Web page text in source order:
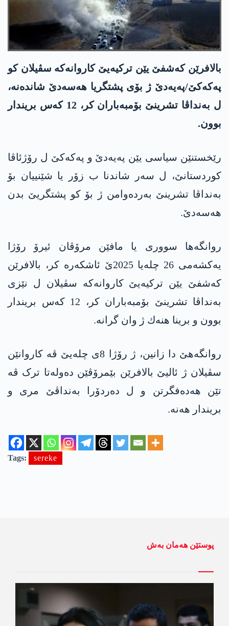
بالافرێن كه‌شفێ یێن تركیه‌یێ كاروانه‌كه‌ سڤیلان كو
په‌كه‌كێ/په‌یه‌دێ ژ بۆی پشتگریا هه‌سه‌دێ شانده‌نه‌،
ل به‌نداڤا تشرینێ بۆمبه‌باران كر، 12 كه‌س بریندار
بوون.
رێخستنێن سیاسی یێن په‌یه‌دێ و په‌كه‌كێ ل رۆژئاڤا
كوردستانێ، ل سه‌ر شاندنا ب زۆر یا شێنییان بۆ
به‌نداڤا تشرینێ به‌رده‌وامن ژ بۆ كو پشتگریێ بدن
هه‌سه‌دێ.
روانگه‌ها سووری یا مافێن مرۆڤان ئیرۆ رۆژا
یه‌كشه‌می 26 چله‌یا 2025ێ ئاشكه‌ره‌ كر، بالافرێن
كه‌شفێ یێن تركیه‌یێ كاروانه‌كه‌ سڤیلان ل نێزی
به‌نداڤا تشرینێ بۆمبه‌باران كر، 12 كه‌س بریندار
بوون و برینا هنه‌ك ژ وان گرانه‌.
روانگه‌هێ دا زانین، ژ رۆژا 8ی چله‌یێ ڤه‌ کاروانێن
سڤیلان ژ ئالیێ بالافرێن بێمرۆڤێن دەولەتا ترک ڤە
تێن هەدەفگرتن و ل دەردۆرا بەنداڤێ مری و
بریندار هەنە.
Tags: sereke
پوستێن ھەمان بەش